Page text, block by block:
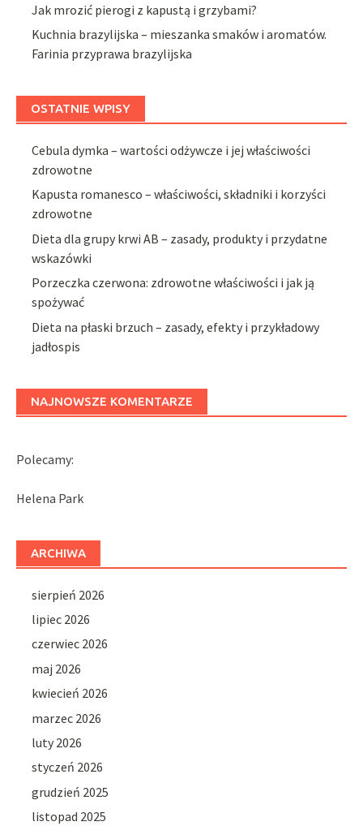
Jak mrozić pierogi z kapustą i grzybami?
Kuchnia brazylijska – mieszanka smaków i aromatów.
Farinia przyprawa brazylijska
OSTATNIE WPISY
Cebula dymka – wartości odżywcze i jej właściwości
zdrowotne
Kapusta romanesco – właściwości, składniki i korzyści
zdrowotne
Dieta dla grupy krwi AB – zasady, produkty i przydatne
wskazówki
Porzeczka czerwona: zdrowotne właściwości i jak ją
spożywać
Dieta na płaski brzuch – zasady, efekty i przykładowy
jadłospis
NAJNOWSZE KOMENTARZE
Polecamy:
Helena Park
ARCHIWA
sierpień 2026
lipiec 2026
czerwiec 2026
maj 2026
kwiecień 2026
marzec 2026
luty 2026
styczeń 2026
grudzień 2025
listopad 2025